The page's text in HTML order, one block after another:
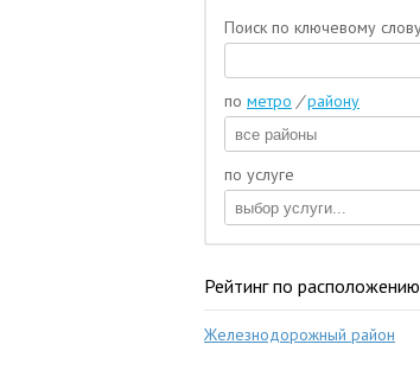
Поиск по ключевому
по метро / району
по услуге
Рейтинг по расположению
Железнодорожный район